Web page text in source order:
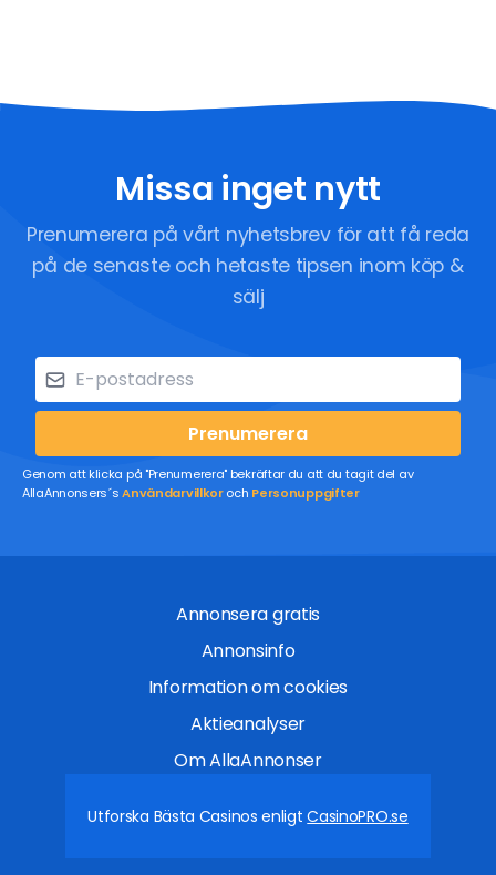
Missa inget nytt
Prenumerera på vårt nyhetsbrev för att få reda
på de senaste och hetaste tipsen inom köp &
sälj
Prenumerera
Genom att klicka på "Prenumerera" bekräftar du att du tagit del av
AllaAnnonsers´sAnvändarvillkoroch Personuppgifter
Annonsera gratis
Annonsinfo
Information om cookies
Aktieanalyser
Om AllaAnnonser
Utforska Bästa Casinos enligtCasinoPRO.se